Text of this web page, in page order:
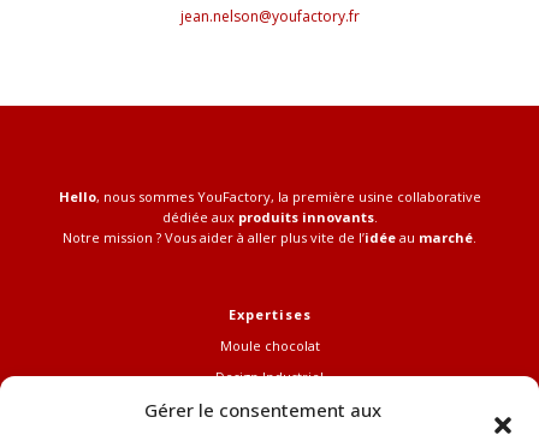
Gérer le consentement aux
jean.nelson@youfactory.fr
Hello, nous sommes YouFactory, la première usine collaborative
dédiée aux produits innovants.
Notre mission ? Vous aider à aller plus vite de l’idée au marché.
Expertises
Moule chocolat
Design Industriel
FabLab Pro